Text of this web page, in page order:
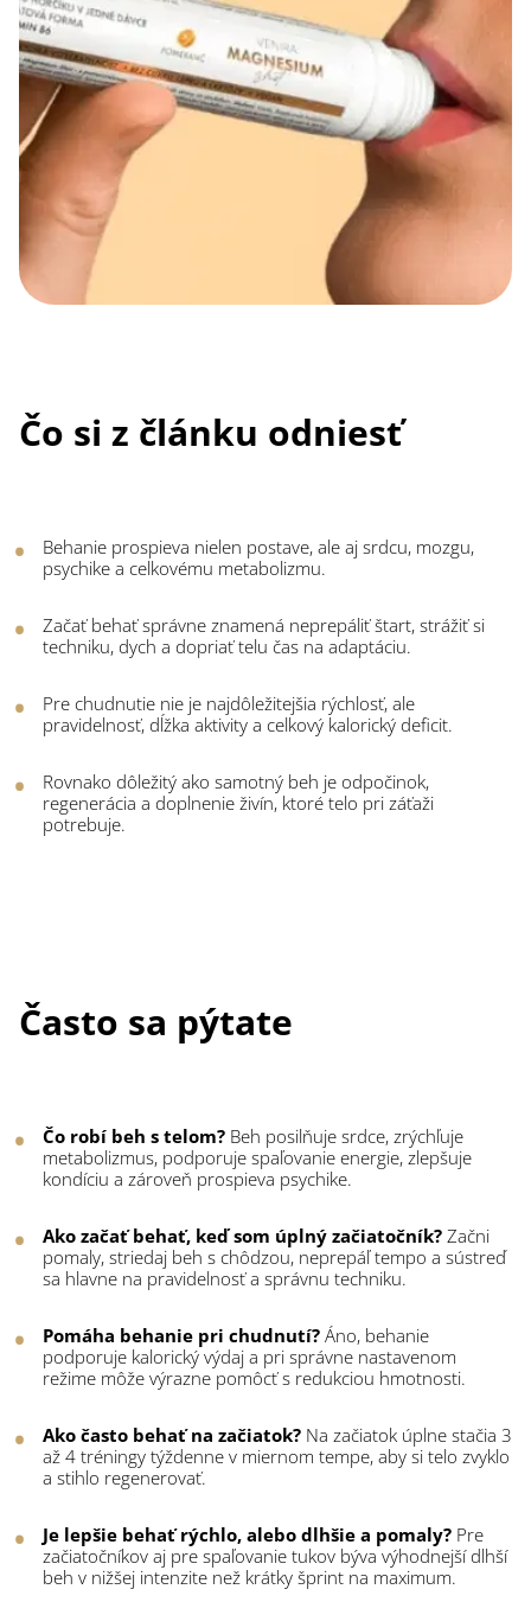
Čo si z článku odniesť
Behanie prospieva nielen postave, ale aj srdcu, mozgu,
psychike a celkovému metabolizmu.
Začať behať správne znamená neprepáliť štart, strážiť si
techniku, dych a dopriať telu čas na adaptáciu.
Pre chudnutie nie je najdôležitejšia rýchlosť, ale
pravidelnosť, dĺžka aktivity a celkový kalorický deficit.
Rovnako dôležitý ako samotný beh je odpočinok,
regenerácia a doplnenie živín, ktoré telo pri záťaži
potrebuje.
Často sa pýtate
Čo robí beh s telom? Beh posilňuje srdce, zrýchľuje
metabolizmus, podporuje spaľovanie energie, zlepšuje
kondíciu a zároveň prospieva psychike.
Ako začať behať, keď som úplný začiatočník? Začni
pomaly, striedaj beh s chôdzou, neprepáľ tempo a sústreď
sa hlavne na pravidelnosť a správnu techniku.
Pomáha behanie pri chudnutí? Áno, behanie
podporuje kalorický výdaj a pri správne nastavenom
režime môže výrazne pomôcť s redukciou hmotnosti.
Ako často behať na začiatok? Na začiatok úplne stačia 3
až 4 tréningy týždenne v miernom tempe, aby si telo zvyklo
a stihlo regenerovať.
Je lepšie behať rýchlo, alebo dlhšie a pomaly? Pre
začiatočníkov aj pre spaľovanie tukov býva výhodnejší dlhší
beh v nižšej intenzite než krátky šprint na maximum.